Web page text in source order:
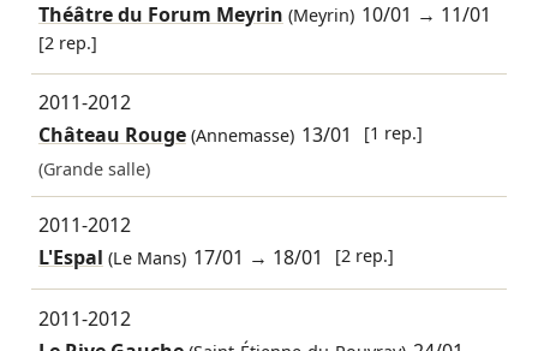
Théâtre du Forum Meyrin (Meyrin) 10/01 → 11/01
[2 rep.]
2011-2012
Château Rouge(Annemasse) 13/01
[1 rep.]
(Grande salle)
2011-2012
L'Espal (Le Mans) 17/01 → 18/01 [2 rep.]
2011-2012